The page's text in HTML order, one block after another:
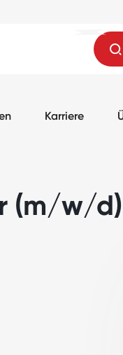
Karriere
(m/w/d)